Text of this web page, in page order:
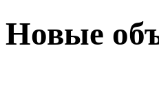
Новые